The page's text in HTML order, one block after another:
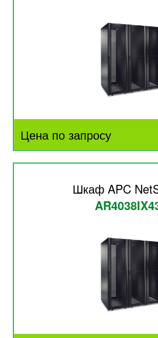
Цена по запросу
Шкаф APC